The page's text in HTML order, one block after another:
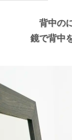
背中の
鏡で背中